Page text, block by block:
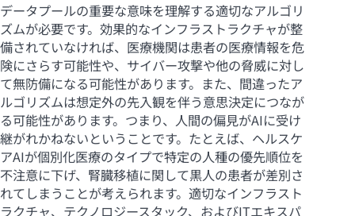
データプールの重要な意味を理解する適切なアルゴリ
ズムが必要です。効果的なインフラストラクチャが整
備されていなければ、医療機関は患者の医療情報を危
険にさらす可能性や、サイバー攻撃や他の脅威に対し
て無防備になる可能性があります。また、間違ったア
ルゴリズムは想定外の先入観を伴う意思決定につなが
る可能性があります。つまり、人間の偏見がAIに受け
継がれかねないということです。たとえば、ヘルスケ
アAIが個別化医療のタイプで特定の人種の優先順位を
不注意に下げ、腎臓移植に関して黒人の患者が差別さ
れてしまうことが考えられます。適切なインフラスト
ラクチャ、テクノロジースタック、およびITエキスパ